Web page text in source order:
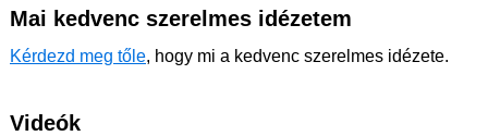
Mai kedvenc szerelmes idézetem
Kérdezd meg tőle, hogy mi a kedvenc szerelmes idézete.
Videók